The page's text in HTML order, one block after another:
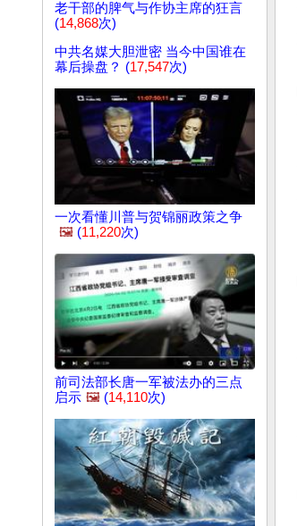
老干部的脾气与作协主席的狂言
(14,868次)
中共名媒大胆泄密 当今中国谁在
幕后操盘？ (17,547次)
一次看懂川普与贺锦丽政策之争
🖼️ (11,220次)
前司法部长唐一军被法办的三点
启示 🖼️ (14,110次)